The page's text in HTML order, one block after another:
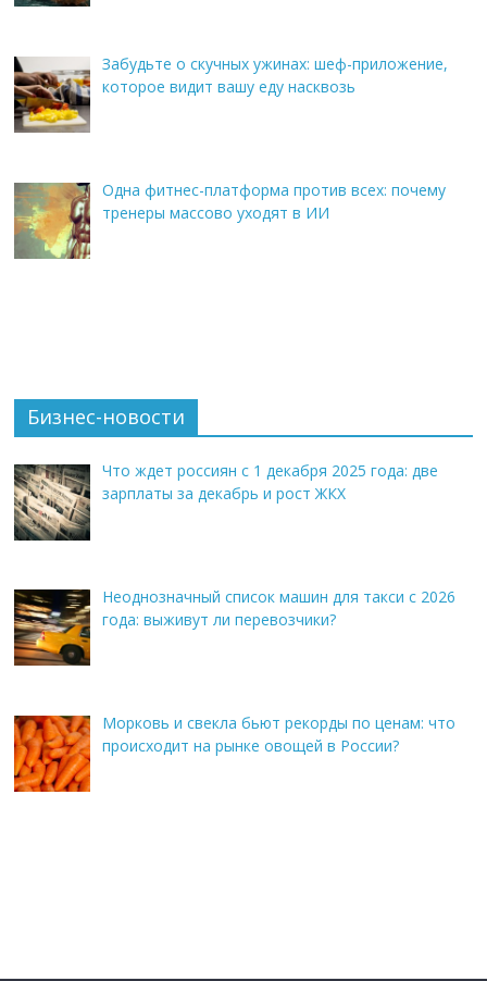
Забудьте о скучных ужинах: шеф-приложение,
которое видит вашу еду насквозь
Одна фитнес-платформа против всех: почему
тренеры массово уходят в ИИ
Бизнес-новости
Что ждет россиян с 1 декабря 2025 года: две
зарплаты за декабрь и рост ЖКХ
Неоднозначный список машин для такси с 2026
года: выживут ли перевозчики?
Морковь и свекла бьют рекорды по ценам: что
происходит на рынке овощей в России?